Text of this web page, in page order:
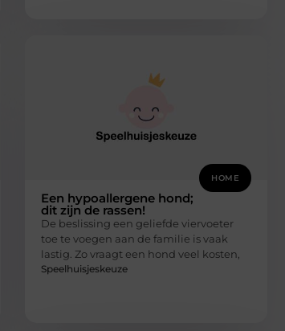
HOME
Een hypoallergene hond;
dit zijn de rassen!
De beslissing een geliefde viervoeter
toe te voegen aan de familie is vaak
lastig. Zo vraagt een hond veel kosten,
Speelhuisjeskeuze